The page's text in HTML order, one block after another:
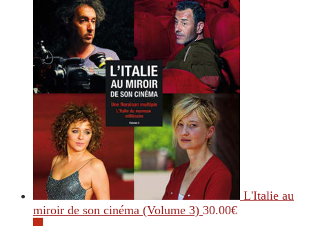
L'Italie au
miroir de son cinéma (Volume 3) 30.00€